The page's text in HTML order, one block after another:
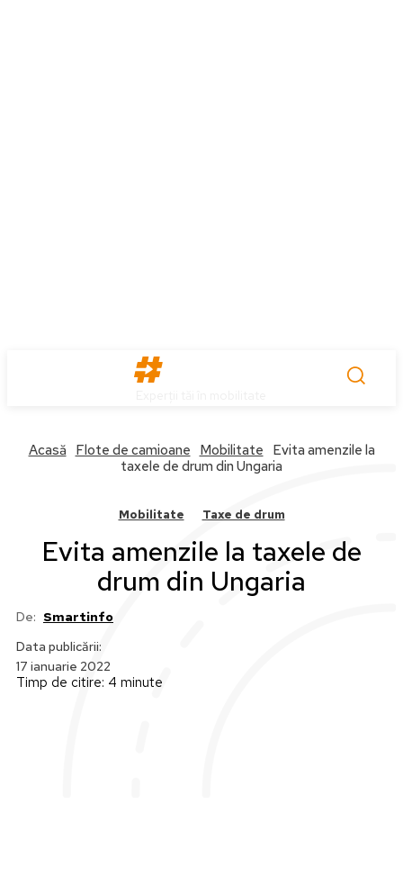
Acasă Flote de camioane Mobilitate Evita amenzile la
taxele de drum din Ungaria
Mobilitate Taxe de drum
Evita amenzile la taxele de
drum din Ungaria
De: Smartinfo
Data publicării:
17 ianuarie 2022
Timp de citire: 4 minute